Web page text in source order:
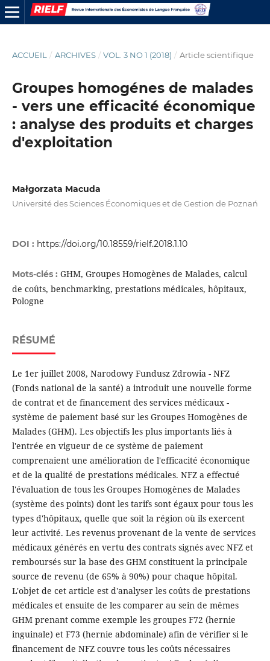
ACCUEIL / ARCHIVES / VOL. 3 NO 1 (2018) / Article scientifique
Groupes homogénes de malades
- vers une efficacité économique
: analyse des produits et charges
d'exploitation
Małgorzata Macuda
Université des Sciences Économiques et de Gestion de Poznań
DOI : https://doi.org/10.18559/rielf.2018.1.10
Mots-clés : GHM, Groupes Homogènes de Malades, calcul
de coûts, benchmarking, prestations médicales, hôpitaux,
Pologne
RÉSUMÉ
Le 1er juillet 2008, Narodowy Fundusz Zdrowia - NFZ
(Fonds national de la santé) a introduit une nouvelle forme
de contrat et de financement des services médicaux -
système de paiement basé sur les Groupes Homogènes de
Malades (GHM). Les objectifs les plus importants liés à
l'entrée en vigueur de ce système de paiement
comprenaient une amélioration de l'efficacité économique
et de la qualité de prestations médicales. NFZ a effectué
l'évaluation de tous les Groupes Homogènes de Malades
(système des points) dont les tarifs sont égaux pour tous les
types d'hôpitaux, quelle que soit la région où ils exercent
leur activité. Les revenus provenant de la vente de services
médicaux générés en vertu des contrats signés avec NFZ et
remboursés sur la base des GHM constituent la principale
source de revenu (de 65% à 90%) pour chaque hôpital.
L'objet de cet article est d'analyser les coûts de prestations
médicales et ensuite de les comparer au sein de mêmes
GHM prenant comme exemple les groupes F72 (hernie
inguinale) et F73 (hernie abdominale) afin de vérifier si le
financement de NFZ couvre tous les coûts nécessaires